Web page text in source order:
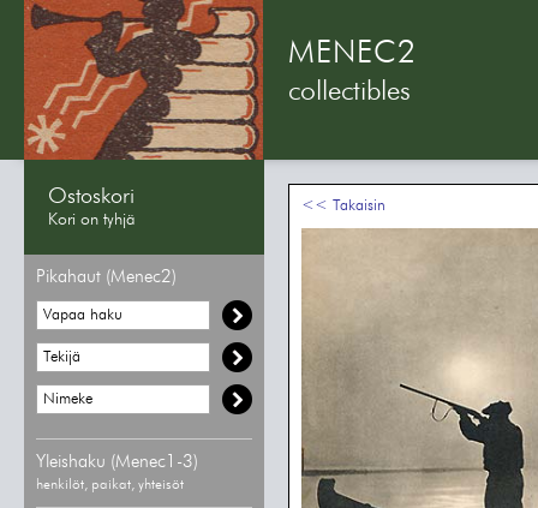
MENEC2
collectibles
Ostoskori
Kori on tyhjä
Pikahaut (Menec2)
Yleishaku (Menec1-3)
henkilöt, paikat, yhteisöt
<< Takaisin